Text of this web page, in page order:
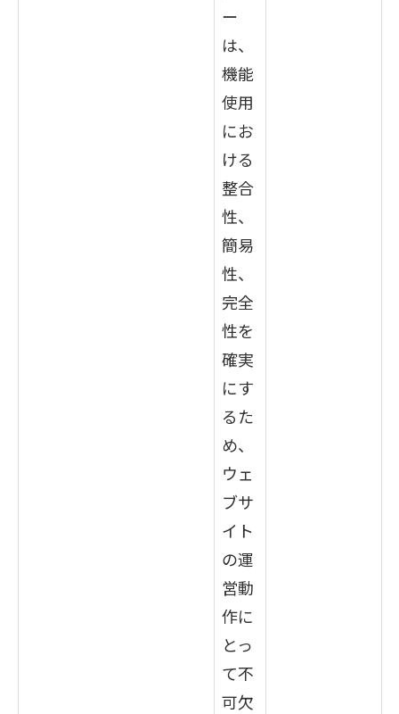
ー
は、
機能
使用
にお
ける
整合
性、
簡易
性、
完全
性を
確実
にす
るた
め、
ウェ
ブサ
イト
の運
営動
作に
とっ
て不
可欠